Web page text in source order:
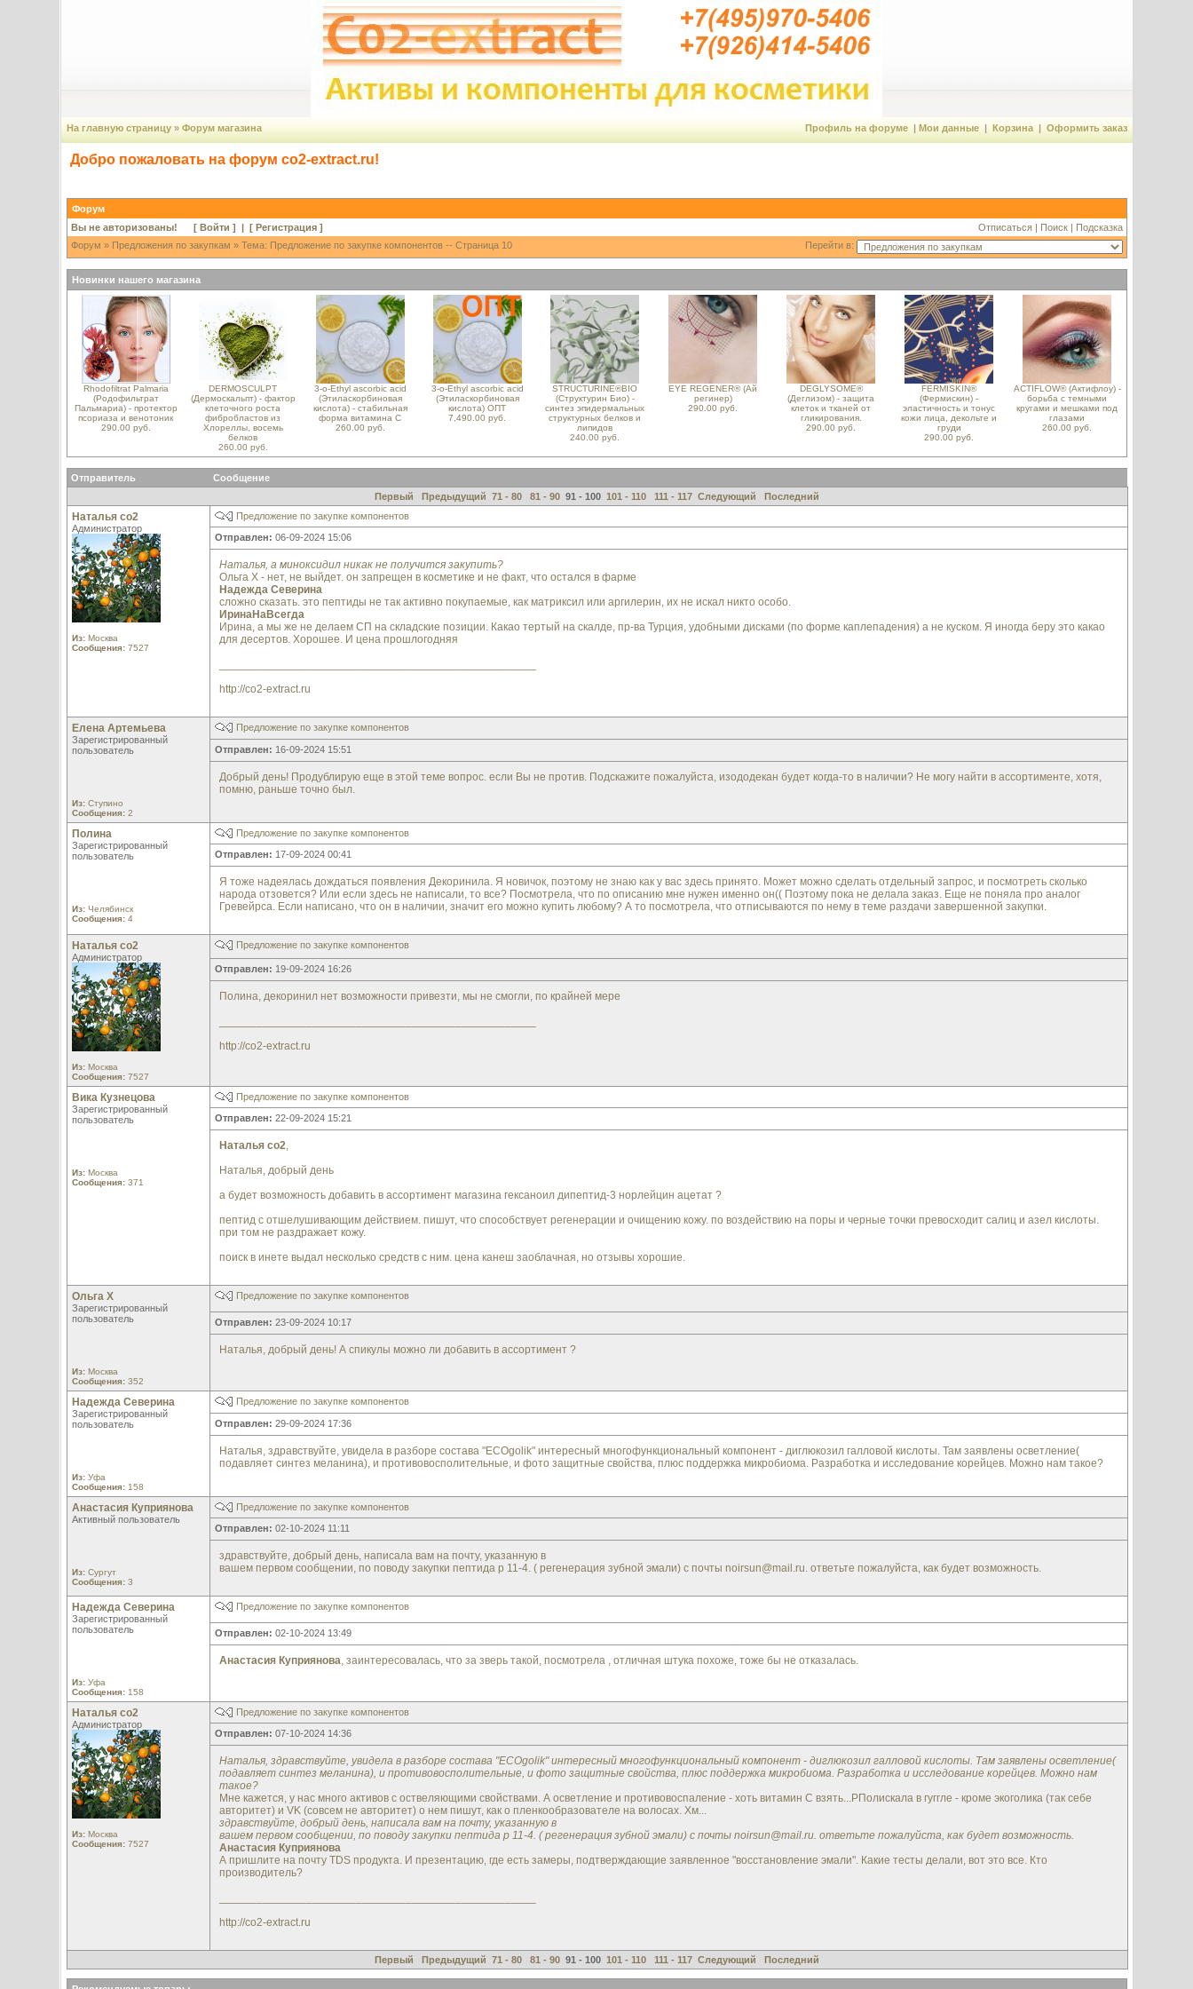
На главную страницу» Форум магазина Профиль на форуме| Мои данные| Корзина| Оформить заказ
Добро пожаловать на форум co2-extract.ru!
Форум
Вы не авторизованы! [ Войти ] | [ Регистрация] Отписаться| Поиск| Подсказка
Форум » Предложения по закупкам » Тема: Предложение по закупке компонентов -- Страница 10 Перейти в:
Новинки нашего магазина
Rhodofiltrat Palmaria
(Родофильтрат
Пальмариа) - протектор
псориаза и венотоник
290.00 руб.
DERMOSCULPT
(Дермоскальпт) - фактор
клеточного роста
фибробластов из
Хлореллы, восемь
белков
260.00 руб.
3-o-Ethyl ascorbic acid
(Этиласкорбиновая
кислота) - стабильная
форма витамина С
260.00 руб.
3-o-Ethyl ascorbic acid
(Этиласкорбиновая
кислота) ОПТ
7,490.00 руб.
STRUCTURINE®BIO
(Структурин Био) -
синтез эпидермальных
структурных белков и
липидов
240.00 руб.
EYE REGENER® (Ай
регинер)
290.00 руб.
DEGLYSOME®
(Деглизом) - защита
клеток и тканей от
гликирования.
290.00 руб.
FERMISKIN®
(Фермискин) -
эластичность и тонус
кожи лица, декольте и
груди
290.00 руб.
ACTIFLOW® (Актифлоу) -
борьба с темными
кругами и мешками под
глазами
260.00 руб.
Отправитель
Сообщение
Первый
Предыдущий 71 - 80 81 - 90 91 - 100 101 - 110 111 - 117 Следующий Последний
Наталья со2
Администратор
Из:Москва
Сообщения:7527
Предложение по закупке компонентов
Отправлен: 06-09-2024 15:06
Наталья, а миноксидил никак не получится закупить?
Ольга Х - нет, не выйдет. он запрещен в косметике и не факт, что остался в фарме
Надежда Северина
сложно сказать. это пептиды не так активно покупаемые, как матриксил или аргилерин, их не искал никто особо.
ИринаНаВсегда
Ирина, а мы же не делаем СП на складские позиции. Какао тертый на скалде, пр-ва Турция, удобными дисками (по форме каплепадения) а не куском. Я иногда беру это какао
для десертов. Хорошее. И цена прошлогодняя
http://co2-extract.ru
Елена Артемьева
Зарегистрированный
пользователь
Из:Ступино
Сообщения:2
Предложение по закупке компонентов
Отправлен: 16-09-2024 15:51
Добрый день! Продублирую еще в этой теме вопрос. если Вы не против. Подскажите пожалуйста, изододекан будет когда-то в наличии? Не могу найти в ассортименте, хотя,
помню, раньше точно был.
Полина
Зарегистрированный
пользователь
Из:Челябинск
Сообщения:4
Предложение по закупке компонентов
Отправлен: 17-09-2024 00:41
Я тоже надеялась дождаться появления Декоринила. Я новичок, поэтому не знаю как у вас здесь принято. Может можно сделать отдельный запрос, и посмотреть сколько
народа отзовется? Или если здесь не написали, то все? Посмотрела, что по описанию мне нужен именно он(( Поэтому пока не делала заказ. Еще не поняла про аналог
Гревейрса. Если написано, что он в наличии, значит его можно купить любому? А то посмотрела, что отписываются по нему в теме раздачи завершенной закупки.
Наталья со2
Администратор
Из:Москва
Сообщения:7527
Предложение по закупке компонентов
Отправлен: 19-09-2024 16:26
Полина, декоринил нет возможности привезти, мы не смогли, по крайней мере
http://co2-extract.ru
Вика Кузнецова
Зарегистрированный
пользователь
Из:Москва
Сообщения:371
Предложение по закупке компонентов
Отправлен: 22-09-2024 15:21
Наталья со2,
Наталья, добрый день
а будет возможность добавить в ассортимент магазина гексаноил дипептид-3 норлейцин ацетат ?
пептид с отшелушивающим действием. пишут, что способствует регенерации и очищению кожу. по воздействию на поры и черные точки превосходит салиц и азел кислоты.
при том не раздражает кожу.
поиск в инете выдал несколько средств с ним. цена канеш заоблачная, но отзывы хорошие.
Ольга Х
Зарегистрированный
пользователь
Из:Москва
Сообщения:352
Предложение по закупке компонентов
Отправлен: 23-09-2024 10:17
Наталья, добрый день! А спикулы можно ли добавить в ассортимент ?
Надежда Северина
Зарегистрированный
пользователь
Из:Уфа
Сообщения:158
Предложение по закупке компонентов
Отправлен: 29-09-2024 17:36
Наталья, здравствуйте, увидела в разборе состава "ECOgolik" интересный многофункциональный компонент - диглюкозил галловой кислоты. Там заявлены осветление(
подавляет синтез меланина), и противовосполительные, и фото защитные свойства, плюс поддержка микробиома. Разработка и исследование корейцев. Можно нам такое?
Анастасия Куприянова
Активный пользователь
Из:Сургут
Сообщения:3
Предложение по закупке компонентов
Отправлен: 02-10-2024 11:11
здравствуйте, добрый день, написала вам на почту, указанную в
вашем первом сообщении, по поводу закупки пептида p 11-4. ( регенерация зубной эмали) с почты noirsun@mail.ru. ответьте пожалуйста, как будет возможность.
Надежда Северина
Зарегистрированный
пользователь
Из:Уфа
Сообщения:158
Предложение по закупке компонентов
Отправлен: 02-10-2024 13:49
Анастасия Куприянова, заинтересовалась, что за зверь такой, посмотрела , отличная штука похоже, тоже бы не отказалась.
Наталья со2
Администратор
Из:Москва
Сообщения:7527
Предложение по закупке компонентов
Отправлен: 07-10-2024 14:36
Наталья, здравствуйте, увидела в разборе состава "ECOgolik" интересный многофункциональный компонент - диглюкозил галловой кислоты. Там заявлены осветление(
подавляет синтез меланина), и противовосполительные, и фото защитные свойства, плюс поддержка микробиома. Разработка и исследование корейцев. Можно нам
такое?
Мне кажется, у нас много активов с оствеляющими свойствами. А осветление и противовоспаление - хоть витамин С взять...РПолискала в гуггле - кроме экоголика (так себе
авторитет) и VK (совсем не авторитет) о нем пишут, как о пленкообразователе на волосах. Хм...
здравствуйте, добрый день, написала вам на почту, указанную в
вашем первом сообщении, по поводу закупки пептида p 11-4. ( регенерация зубной эмали) с почты noirsun@mail.ru. ответьте пожалуйста, как будет возможность.
Анастасия Куприянова
А пришлите на почту TDS продукта. И презентацию, где есть замеры, подтверждающие заявленное "восстановление эмали". Какие тесты делали, вот это все. Кто
производитель?
http://co2-extract.ru
Первый Предыдущий 71 - 80 81 - 90 91 - 100 101 - 110 111 - 117 Следующий Последний